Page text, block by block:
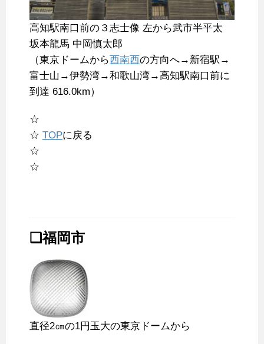
高知駅南口前の３志士像 左から武市半平太
坂本龍馬 中岡慎太郎
（東京ドームから西南西の方向へ→新宿駅→
富士山→伊勢湾→和歌山湾→高知駅南口前に
到達 616.0km）
☆
☆ TOPに戻る
☆
☆
❑福岡市
直径2㎝の1円玉大の東京ドームから